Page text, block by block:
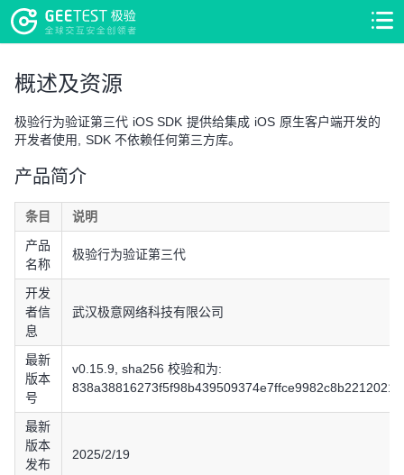
>
概述及资源
极验行为验证第三代 iOS SDK 提供给集成 iOS 原生客户端开发的
开发者使用, SDK 不依赖任何第三方库。
产品简介
条目
说明
产品
名称
极验行为验证第三代
开发
者信
息
武汉极意网络科技有限公司
最新
版本
号
v0.15.9, sha256 校验和为:
最新
版本
发布
2025/2/19